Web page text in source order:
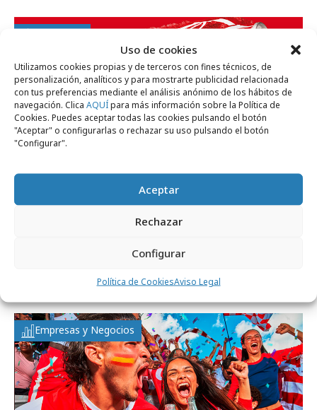
Uso de cookies
Utilizamos cookies propias y de terceros con fines técnicos, de
personalización, analíticos y para mostrarte publicidad relacionada
con tus preferencias mediante el análisis anónimo de los hábitos de
navegación. Clica AQUÍpara más información sobre la Política de
Cookies. Puedes aceptar todas las cookies pulsando el botón
"Aceptar" o configurarlas o rechazar su uso pulsando el botón
"Configurar".
Aceptar
Rechazar
Configurar
Política de CookiesAviso Legal
España estrena en primicia europea el
nuevo diseño de Coca-Cola
Empresas y Negocios